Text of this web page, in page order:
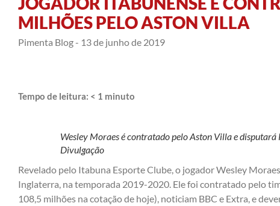
MILHÕES PELO ASTON VILLA
Pimenta Blog - 13 de junho de 2019
Tempo de leitura: < 1 minuto
Wesley Moraes é contratado pelo Aston Villa e disputará
Divulgação
Revelado pelo Itabuna Esporte Clube, o jogador Wesley
Inglaterra, na temporada 2019-2020. Ele foi contratado pelo
108,5 milhões na cotação de hoje), noticiam BBC e Extra, e